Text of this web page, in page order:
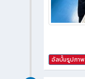
อัลบั้มรูปภาพ